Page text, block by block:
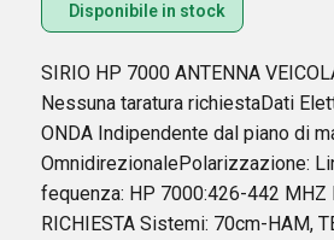
Disponibile in stock
SIRIO HP 7000 ANTENNA
Nessuna taratura richiestaDati
ONDA Indipendente dal piano di
OmnidirezionalePolarizzazione:
fequenza: HP 7000:426-442 MHZ
RICHIESTA Sistemi: 70cm-HAM,